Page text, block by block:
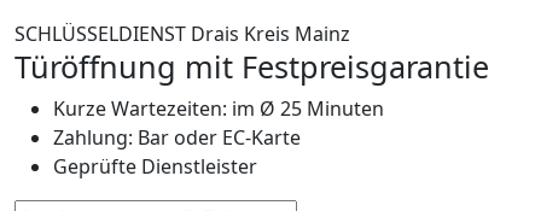
SCHLÜSSELDIENST Drais Kreis Mainz
Türöffnung mit Festpreisgarantie
Kurze Wartezeiten: im Ø 25 Minuten
Zahlung: Bar oder EC-Karte
Geprüfte Dienstleister